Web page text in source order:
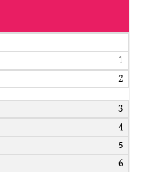
1
2
3
4
5
6